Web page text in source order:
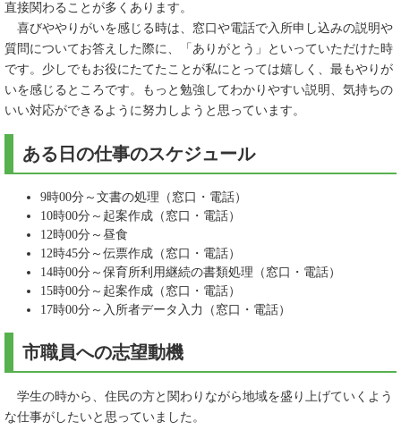
直接関わることが多くあります。
喜びややりがいを感じる時は、窓口や電話で入所申し込みの説明や
質問についてお答えした際に、「ありがとう」といっていただけた時
です。少しでもお役にたてたことが私にとっては嬉しく、最もやりが
いを感じるところです。もっと勉強してわかりやすい説明、気持ちの
いい対応ができるように努力しようと思っています。
ある日の仕事のスケジュール
9時00分～文書の処理（窓口・電話）
10時00分～起案作成（窓口・電話）
12時00分～昼食
12時45分～伝票作成（窓口・電話）
14時00分～保育所利用継続の書類処理（窓口・電話）
15時00分～起案作成（窓口・電話）
17時00分～入所者データ入力（窓口・電話）
市職員への志望動機
学生の時から、住民の方と関わりながら地域を盛り上げていくよう
な仕事がしたいと思っていました。